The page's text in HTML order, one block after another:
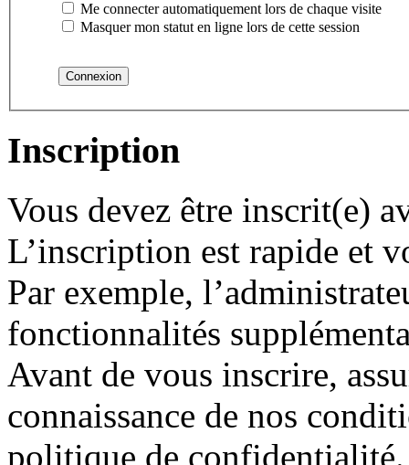
Me connecter automatiquement lors de chaque visite
Masquer mon statut en ligne lors de cette session
Inscription
Vous devez être inscrit(e)
L’inscription est rapide et
Par exemple,
fonctionnalités
Avant de vous inscrire,
connaissance de nos
politique de